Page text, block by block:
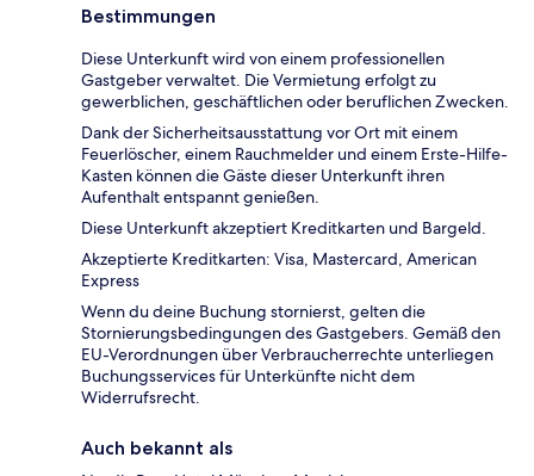
Bestimmungen
Diese Unterkunft wird von einem professionellen
Gastgeber verwaltet. Die Vermietung erfolgt zu
gewerblichen, geschäftlichen oder beruflichen Zwecken.
Dank der Sicherheitsausstattung vor Ort mit einem
Feuerlöscher, einem Rauchmelder und einem Erste-Hilfe-
Kasten können die Gäste dieser Unterkunft ihren
Aufenthalt entspannt genießen.
Diese Unterkunft akzeptiert Kreditkarten und Bargeld.
Akzeptierte Kreditkarten: Visa, Mastercard, American
Express
Wenn du deine Buchung stornierst, gelten die
Stornierungsbedingungen des Gastgebers. Gemäß den
EU-Verordnungen über Verbraucherrechte unterliegen
Buchungsservices für Unterkünfte nicht dem
Widerrufsrecht.
Auch bekannt als